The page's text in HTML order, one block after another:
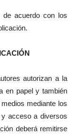
de acuerdo con los
autorizan a la
en papel y también
mediante los
acceso a diversos
deberá remitirse